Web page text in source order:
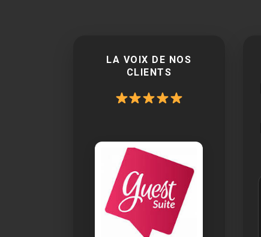
LA VOIX DE NOS
CLIENTS